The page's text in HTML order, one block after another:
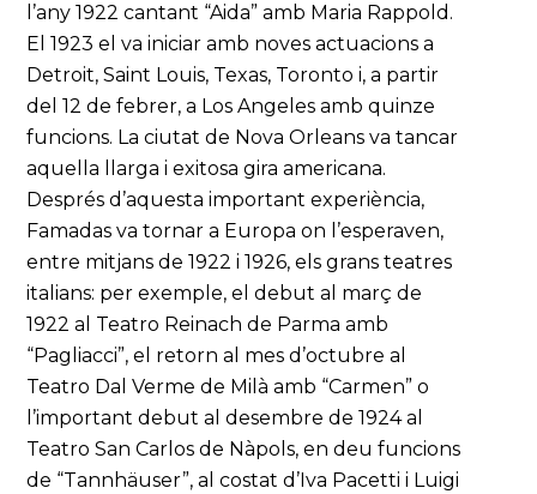
l’any 1922 cantant “Aida” amb Maria Rappold.
El 1923 el va iniciar amb noves actuacions a
Detroit, Saint Louis, Texas, Toronto i, a partir
del 12 de febrer, a Los Angeles amb quinze
funcions. La ciutat de Nova Orleans va tancar
aquella llarga i exitosa gira americana.
Després d’aquesta important experiència,
Famadas va tornar a Europa on l’esperaven,
entre mitjans de 1922 i 1926, els grans teatres
italians: per exemple, el debut al març de
1922 al Teatro Reinach de Parma amb
“Pagliacci”, el retorn al mes d’octubre al
Teatro Dal Verme de Milà amb “Carmen” o
l’important debut al desembre de 1924 al
Teatro San Carlos de Nàpols, en deu funcions
de “Tannhäuser”, al costat d’Iva Pacetti i Luigi